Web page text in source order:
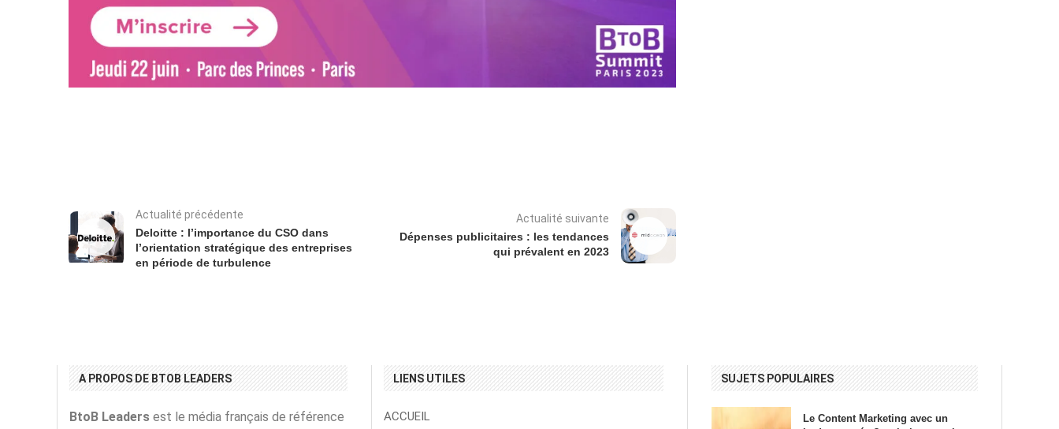
Actualité précédente
Deloitte : l’importance du CSO dans
l’orientation stratégique des entreprises
en période de turbulence
Actualité suivante
Dépenses publicitaires : les tendances
qui prévalent en 2023
A PROPOS DE BTOB LEADERS
BtoB Leaders est le média français de référence
LIENS UTILES
ACCUEIL
SUJETS POPULAIRES
Le Content Marketing avec un